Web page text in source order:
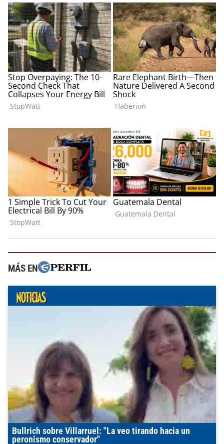
MÁS EN
Bullrich sobre Villarruel: "La veo tirando hacia un
peronismo conservador"